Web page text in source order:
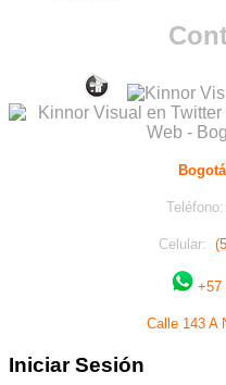
Teléfono:
Celular:
+57
Calle 143 A
Iniciar Sesión